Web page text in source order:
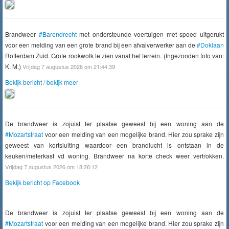
Brandweer #Barendrechtmet ondersteunde voertuigen met spoed uitgerukt
voor een melding van een grote brand bij een afvalverwerker aan de #Doklaan
Rotterdam Zuid. Grote rookwolk te zien vanaf het terrein. (Ingezonden foto van:
K. M.) Vrijdag 7 augustus 2026 om 21:44:39
Bekijk bericht / bekijk meer
De brandweer is zojuist ter plaatse geweest bij een woning aan de
#Mozartstraat voor een melding van een mogelijke brand. Hier zou sprake zijn
geweest van kortsluiting waardoor een brandlucht is ontstaan in de
keuken/meterkast vd woning. Brandweer na korte check weer vertrokken.
Vrijdag 7 augustus 2026 om 18:26:12
Bekijk bericht op Facebook
De brandweer is zojuist ter plaatse geweest bij een woning aan de
#Mozartstraat voor een melding van een mogelijke brand. Hier zou sprake zijn